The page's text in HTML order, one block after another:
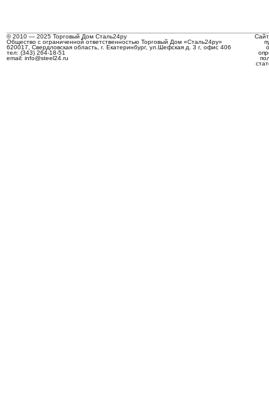
© 2010 — 2025 Торговый Дом Сталь24ру
Общество с ограниченной ответственностью Торговый Дом «Сталь24ру»
620017, Свердловская область, г. Екатеринбург, ул.Шефская д. 3 г, офис 406
тел: (343) 264-18-51
email: info@steel24.ru